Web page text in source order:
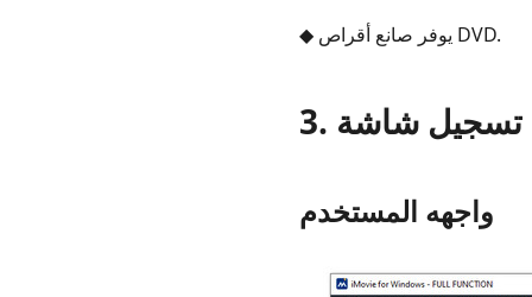
◆ يوفر صانع أقراص DVD.
واجهه المستخدم